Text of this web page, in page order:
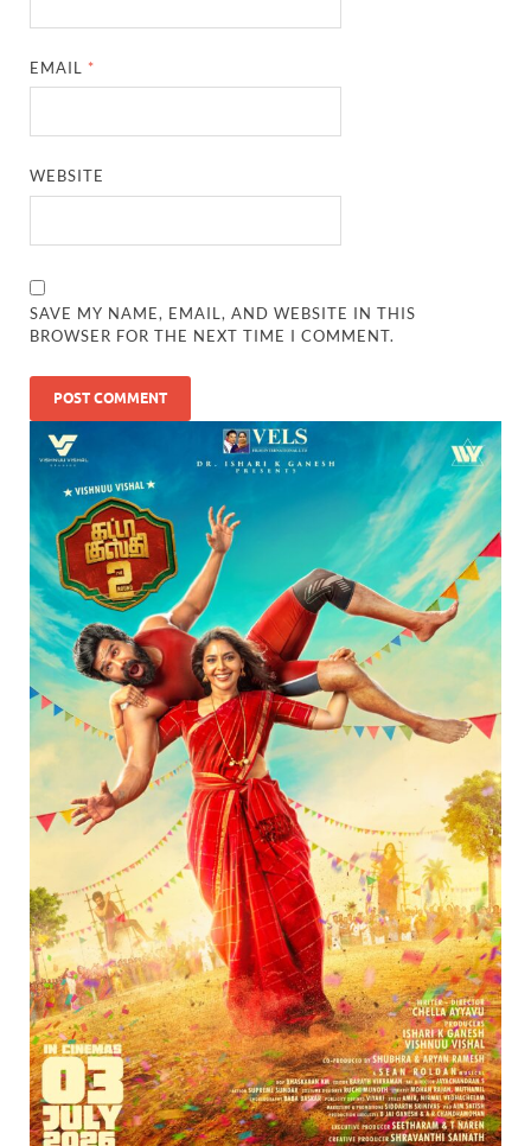
EMAIL *
WEBSITE
SAVE MY NAME, EMAIL, AND WEBSITE IN THIS
BROWSER FOR THE NEXT TIME I COMMENT.